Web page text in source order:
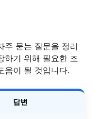
주 묻는 질문을 정리
하기 위해 필요한 조
움이 될 것입니다.
답변